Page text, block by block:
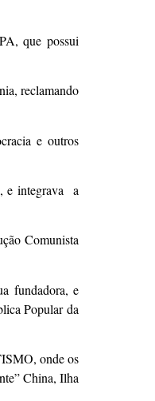
que possui
reclamando
e outros
e integrava a
Comunista
fundadora, e
Popular da
onde os
China, Ilha